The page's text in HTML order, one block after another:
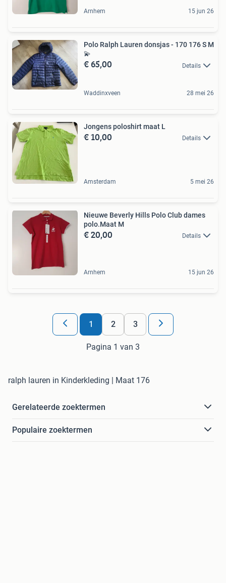
Arnhem 15 jun 26
Polo Ralph Lauren donsjas - 170 176 S M
💫
€ 65,00 Details
Waddinxveen 28 mei 26
Jongens poloshirt maat L
€ 10,00 Details
Amsterdam 5 mei 26
Nieuwe Beverly Hills Polo Club dames
polo.Maat M
€ 20,00 Details
Arnhem 15 jun 26
1 2 3
Pagina 1 van 3
ralph lauren in Kinderkleding | Maat 176
Gerelateerde zoektermen
Populaire zoektermen